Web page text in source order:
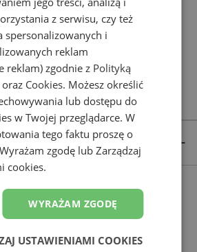
ultralekką poduszkę.
35 – 45
z serwisu, czy też
spersonalizowanych i
reklam
reklam) zgodnie z Polityką
oraz Cookies. Możesz określić
lub dostępu do
w Twojej przeglądarce. W
tego faktu proszę o
zgodę lub Zarządzaj
cookies.
WYRAŻAM ZGODĘ
USTAWIENIAMI COOKIES